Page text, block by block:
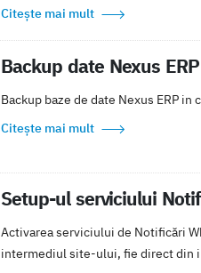
Citește mai mult
Backup date Nexus
Backup baze de date Nexus ERP in
Citește mai mult
Setup-ul serviciului
Activarea serviciului de Notificări
intermediul site-ului, fie direct din